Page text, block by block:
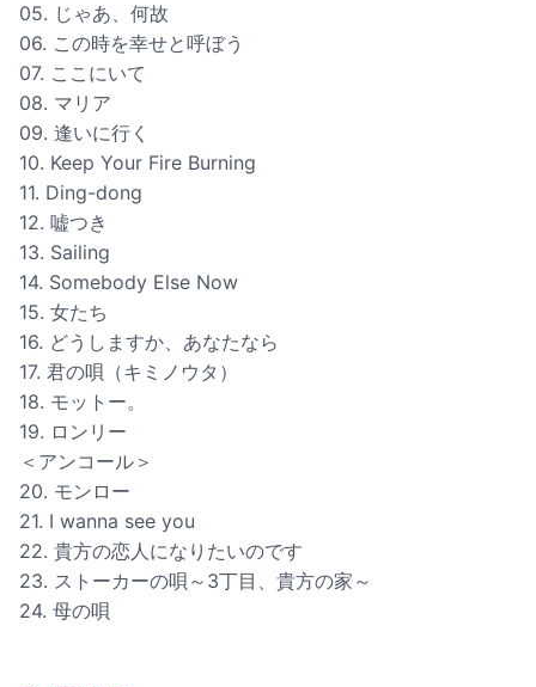
05. じゃあ、何故
06. この時を幸せと呼ぼう
07. ここにいて
08. マリア
09. 逢いに行く
10. Keep Your Fire Burning
11. Ding-dong
12. 嘘つき
13. Sailing
14. Somebody Else Now
15. 女たち
16. どうしますか、あなたなら
17. 君の唄（キミノウタ）
18. モットー。
19. ロンリー
＜アンコール＞
20. モンロー
21. I wanna see you
22. 貴方の恋人になりたいのです
23. ストーカーの唄～3丁目、貴方の家～
24. 母の唄